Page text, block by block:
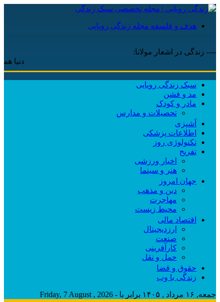
هدف و فلسفه مجله زندگی رویایی
---- زندگی در اشعار مولانا:
دنیا همه
سبک زندگی رویایی
مد و فشن
مادر و کودک
تحصیلات و مدارس
آشپزی
اطلاعات پزشکی
تکنولوژی روز
تفریح
اخبار ورزشی
هنر و سینما
جهان امروز
دین و مذهب
مهاجرت
محیط زیست
اقتصاد مالی
ارزدیجیتال
صنعت
کارآفرینی
حمل و نقل
حقوق و قضا
زندگی با وب
جمعه, ۱۶ مرداد , ۱۴۰۵ برابر با - Friday, 7 August , 2026